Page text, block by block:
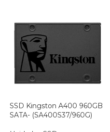
SSD Kingston A400 960GB
SATA- (SA400S37/960G)